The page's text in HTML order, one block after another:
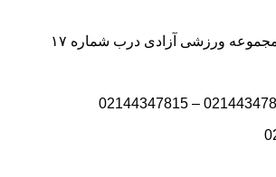
ورزشی آزادی درب شماره ۱۷